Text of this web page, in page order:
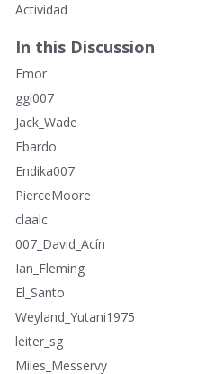
a
c
e
s
r
á
p
d
o
s
Actividad
In this Discussion
Fmor
ggl007
Jack_Wade
Ebardo
Endika007
PierceMoore
claalc
007_David_Acín
Ian_Fleming
El_Santo
Weyland_Yutani1975
leiter_sg
Miles_Messervy